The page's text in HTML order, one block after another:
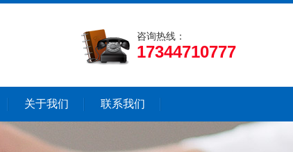
咨询热线：
17344710777
关于我们 联系我们